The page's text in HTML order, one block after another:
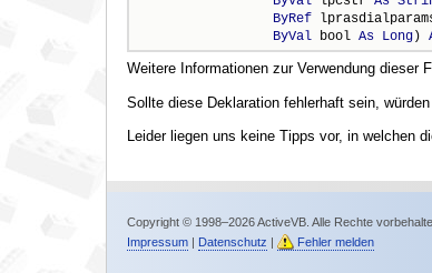
ByRef
ByVal bool As Long)
Weitere Informationen zur Verwendung dieser
Sollte diese Deklaration fehlerhaft sein,
Leider liegen uns keine Tipps vor, in welchen
Copyright © 1998–2026 ActiveVB. Alle Rechte
Impressum| Datenschutz Fehler melden